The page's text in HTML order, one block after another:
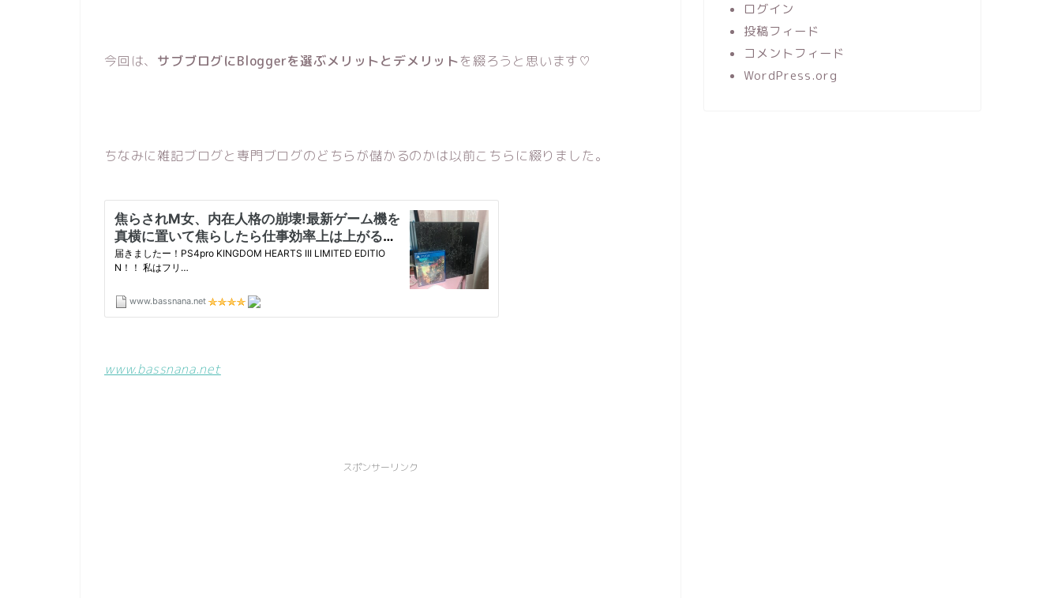
今回は、 サブブログにBloggerを選ぶメリットとデメリットを綴ろうと思います♡
ちなみに雑記ブログと専門ブログのどちらが儲かるのかは以前こちらに綴りました。
www.bassnana.net
スポンサーリンク
ログイン
投稿フィード
コメントフィード
WordPress.org